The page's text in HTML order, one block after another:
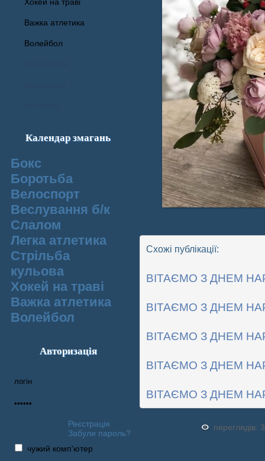
Важка атлетика
Волейбол
Календар змагань
Бокс
Боротьба
Велоспорт
Веслування б/к
Cлалом
Легка атлетика
Стрільба
кульова
Хокей на траві
Важка атлетика
Волейбол
Авторизація
Реєстрація
Забули пароль?
чужий комп'ютер
Схожі публікації:
ВІТАЄМО З ДНЕМ
ВІТАЄМО З ДНЕМ
ВІТАЄМО З ДНЕМ
ВІТАЄМО З ДНЕМ
ВІТАЄМО З ДНЕМ
переглядів: